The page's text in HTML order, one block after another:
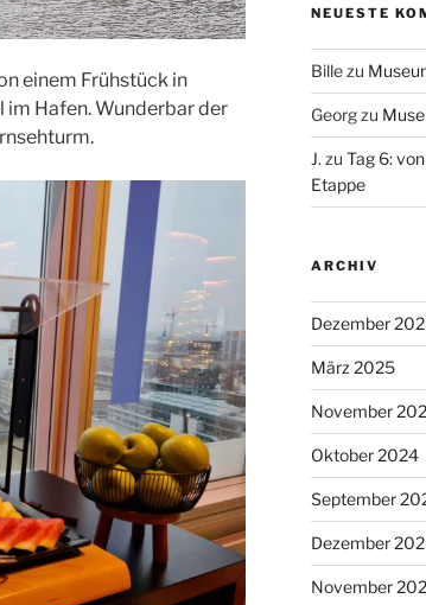
einem Frühstück in
im Hafen. Wunderbar der
NEUESTE
Billezu
Georgzu
J. zu Tag 6:
Etappe
ARCHIV
Dezember
März 2025
November
Oktober 2024
September
Dezember
November